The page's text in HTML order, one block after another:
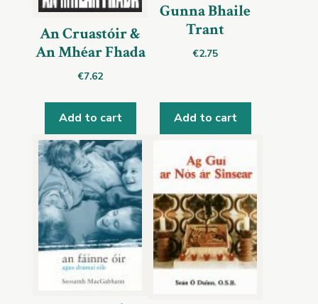
An Cruastóir &
An Mhéar Fhada
€7.62
Add to cart
Gunna Bhaile
Trant
€2.75
Add to cart